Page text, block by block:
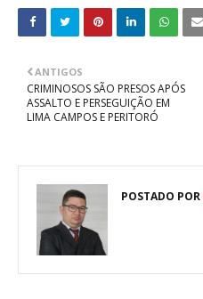
ANTIGOS
CRIMINOSOS SÃO PRESOS APÓS
ASSALTO E PERSEGUIÇÃO EM
LIMA CAMPOS E PERITORÓ
POSTADO POR